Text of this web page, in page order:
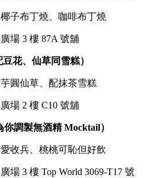
子布丁燒、咖啡布丁燒
場 3 樓 87A 號舖
花、仙草同雪糕）
圓仙草、配抹茶雪糕
場 2 樓 C10 號舖
調製無酒精 Mocktail）
收兵、桃桃可恥但好飲
場 3 樓 Top World 3069-T17 號